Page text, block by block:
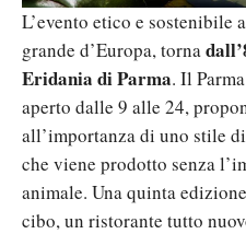
L’evento etico e sostenibile
grande d’Europa, torna
Eridania di Parma. Il
aperto dalle 9 alle 24,
all’importanza di uno stile
che viene prodotto senza
animale. Una quinta
cibo, un ristorante tutto